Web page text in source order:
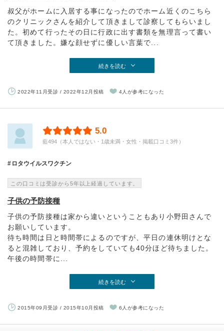
叔父がホームに入居する事になったのでホーム近くのこちら
のクリニックさんを紹介して頂きまして診察してもらいまし
た。初めて行ったその日に行政に出す書類を無理言って書い
て頂きました。嫌な顔せずに優しい言葉で...
続きを読む
2022年11月受診 / 2022年12月投稿 4人が参考になった
5.0
藍494（本人ではない・1歳未満・女性・掲載口コミ3件）
ロタウイルスワクチン
この口コミは受診から5年以上経過しています。
子供の予防接種
子供の予防接種は家から違いということもあり小野田さんで
お願いしています。
待ち時間は日と時間帯によるのですが、平日の連休明けとな
ると混雑しており、予約をしていても40分ほど待ちました。
午後の時間帯に...
続きを読む
2015年09月受診 / 2015年10月投稿 6人が参考になった